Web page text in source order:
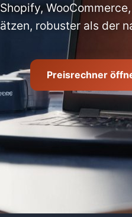
robuster als der
Preisrechner